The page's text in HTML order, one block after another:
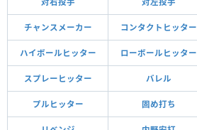
チャンスメーカー コンタクトヒッター
ハイボールヒッター ローボールヒッター
スプレーヒッター バレル
プルヒッター 固め打ち